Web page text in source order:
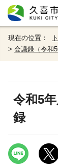
現在の位置：
> 会議録（令和5
令和5
録